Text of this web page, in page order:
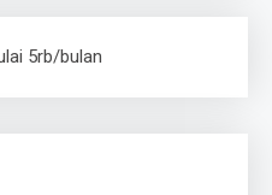
5rb/bulan